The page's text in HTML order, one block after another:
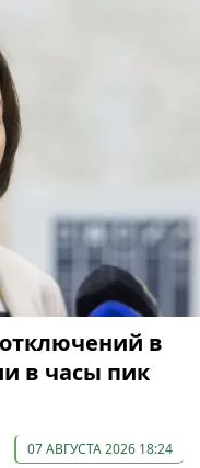
в
в часы пик
07 АВГУСТА 2026 18:24